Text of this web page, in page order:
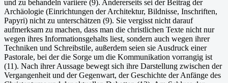
und zu behandeln variiere (9). Andererseits sei der Beitrag der
Archäologie (Einrichtungen der Architektur, Bildnisse, Inschriften,
Papyri) nicht zu unterschätzen (9). Sie vergisst nicht darauf
aufmerksam zu machen, dass man die christlichen Texte nicht nur
wegen ihres Informationsgehalts liest, sondern auch wegen ihrer
Techniken und Schreibstile, außerdem seien sie Ausdruck einer
Pastorale, bei der die Sorge um die Kommunikation vorrangig ist
(11). Nach ihrer Aussage bewegt sich ihre Darstellung zwischen der
Vergangenheit und der Gegenwart, der Geschichte der Anfänge des